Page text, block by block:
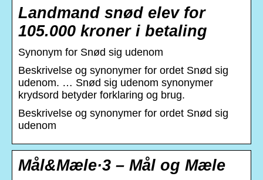
Landmand snød elev for
105.000 kroner i betaling
Synonym for Snød sig udenom
Beskrivelse og synonymer for ordet Snød sig
udenom. … Snød sig udenom synonymer
krydsord betyder forklaring og brug.
Beskrivelse og synonymer for ordet Snød sig
udenom
Mål&Mæle·3 – Mål og Mæle